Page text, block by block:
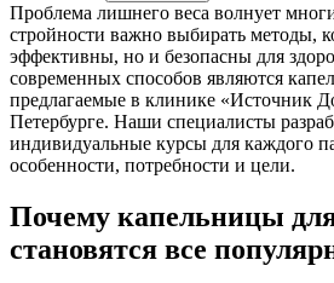
Проблема лишнего веса волнует
стройности важно выбирать методы,
эффективны, но и безопасны для
современных способов являются
предлагаемые в клинике «Источник
Петербурге. Наши специалисты
индивидуальные курсы для каждого
особенности, потребности и цели.
Почему капельницы
становятся все